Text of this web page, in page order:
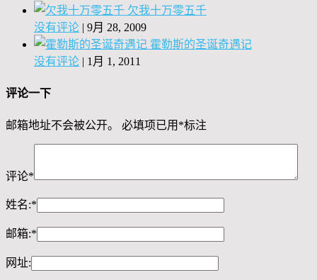
欠我十万零五千
没有评论 | 9月 28, 2009
霍勒斯的圣诞奇遇记
没有评论 | 1月 1, 2011
评论一下
邮箱地址不会被公开。 必填项已用 *标注
评论*
姓名:*
邮箱:*
网址: